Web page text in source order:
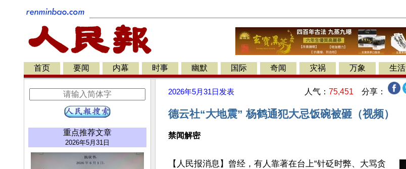
首页 要闻 内幕 时事 幽默 国际 奇闻 灾祸 万象 生活
重点推荐文章
2026年5月31日
2026年5月31日 发表 人气： 75,451 分享：
德云社“大地震” 杨鹤通犯大忌饭碗被砸（视频）
禁闻解密
【人民报消息】曾经，有人靠著在台上“针砭时弊、大骂贪